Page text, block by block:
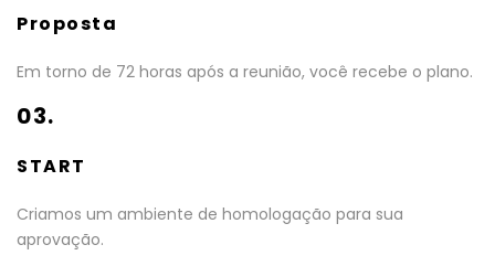
Proposta
Em torno de 72 horas após a reunião, você recebe o plano.
03.
START
Criamos um ambiente de homologação para sua
aprovação.